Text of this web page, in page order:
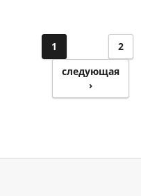
1
2
следующая
›